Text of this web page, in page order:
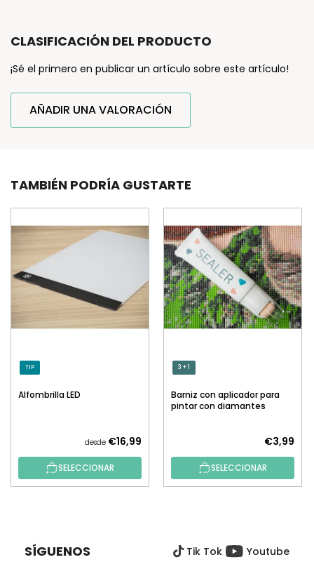
CLASIFICACIÓN DEL PRODUCTO
¡Sé el primero en publicar un artículo sobre este artículo!
AÑADIR UNA VALORACIÓN
TAMBIÉN PODRÍA GUSTARTE
TIP
Alfombrilla LED
desde €16,99
SELECCIONAR
3 + 1
Barniz con aplicador para
pintar con diamantes
€3,99
SELECCIONAR
SÍGUENOS Tik Tok Youtube